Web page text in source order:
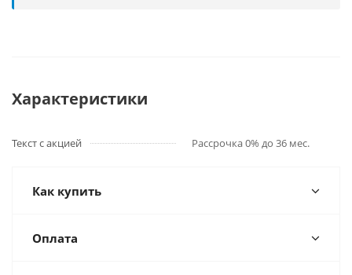
Характеристики
Текст с акцией Рассрочка 0% до 36 мес.
Как купить
Оплата